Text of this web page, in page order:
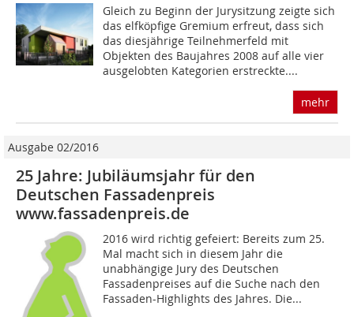
Gleich zu Beginn der Jurysitzung zeigte sich
das elfköpfige Gremium erfreut, dass sich
das diesjährige Teilnehmerfeld mit
Objekten des Baujahres 2008 auf alle vier
ausgelobten Kategorien erstreckte....
mehr
Ausgabe 02/2016
25 Jahre: Jubiläumsjahr für den
Deutschen Fassadenpreis
www.fassadenpreis.de
2016 wird richtig gefeiert: Bereits zum 25.
Mal macht sich in diesem Jahr die
unabhängige Jury des Deutschen
Fassadenpreises auf die Suche nach den
Fassaden-Highlights des Jahres. Die...